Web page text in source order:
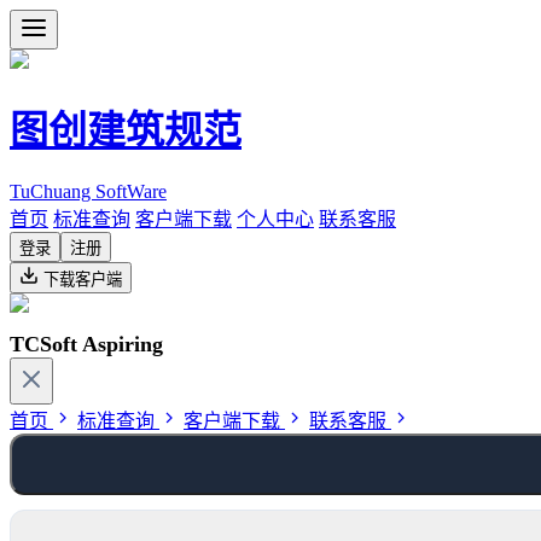
图创建筑规范
TuChuang SoftWare
首页 标准查询 客户端下载 个人中心 联系客服
登录
注册
下载客户端
TCSoft Aspiring
首页 标准查询 客户端下载 联系客服